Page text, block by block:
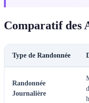
Comparatif des
Type de Randonnée
Randonnée
Journalière